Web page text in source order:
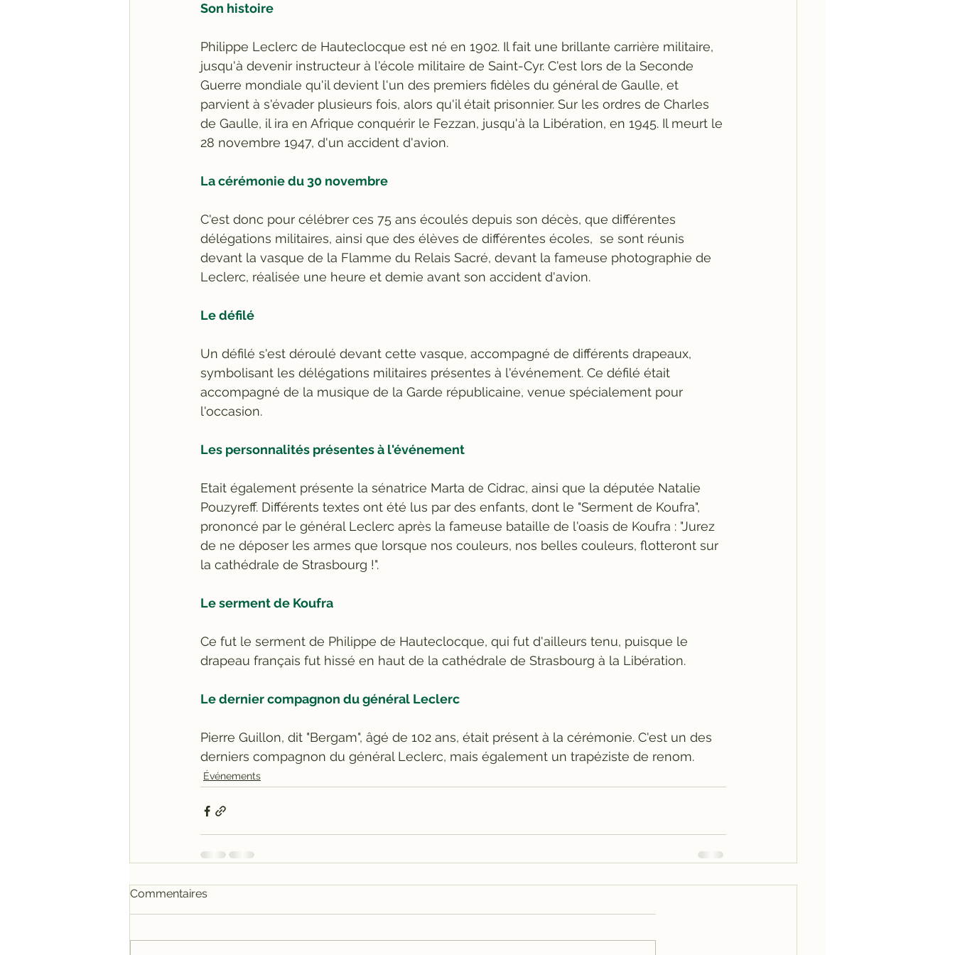
Son histoire
Philippe Leclerc de Hauteclocque est né en 1902. Il fait une brillante carrière militaire,
jusqu'à devenir instructeur à l'école militaire de Saint-Cyr. C'est lors de la Seconde
Guerre mondiale qu'il devient l'un des premiers fidèles du général de Gaulle, et
parvient à s'évader plusieurs fois, alors qu'il était prisonnier. Sur les ordres de Charles
de Gaulle, il ira en Afrique conquérir le Fezzan, jusqu'à la Libération, en 1945. Il meurt le
28 novembre 1947, d'un accident d'avion.
La cérémonie du 30 novembre
C'est donc pour célébrer ces 75 ans écoulés depuis son décès, que différentes
délégations militaires, ainsi que des élèves de différentes écoles,  se sont réunis
devant la vasque de la Flamme du Relais Sacré, devant la fameuse photographie de
Leclerc, réalisée une heure et demie avant son accident d'avion.
Le défilé
Un défilé s'est déroulé devant cette vasque, accompagné de différents drapeaux,
symbolisant les délégations militaires présentes à l'événement. Ce défilé était
accompagné de la musique de la Garde républicaine, venue spécialement pour
l'occasion.
Les personnalités présentes à l'événement
Etait également présente la sénatrice Marta de Cidrac, ainsi que la députée Natalie
Pouzyreff. Différents textes ont été lus par des enfants, dont le "Serment de Koufra",
prononcé par le général Leclerc après la fameuse bataille de l'oasis de Koufra : "Jurez
de ne déposer les armes que lorsque nos couleurs, nos belles couleurs, flotteront sur
la cathédrale de Strasbourg !".
Le serment de Koufra
Ce fut le serment de Philippe de Hauteclocque, qui fut d'ailleurs tenu, puisque le
drapeau français fut hissé en haut de la cathédrale de Strasbourg à la Libération.
Le dernier compagnon du général Leclerc
Pierre Guillon, dit "Bergam", âgé de 102 ans, était présent à la cérémonie. C'est un des
derniers compagnon du général Leclerc, mais également un trapéziste de renom.
Événements
Commentaires